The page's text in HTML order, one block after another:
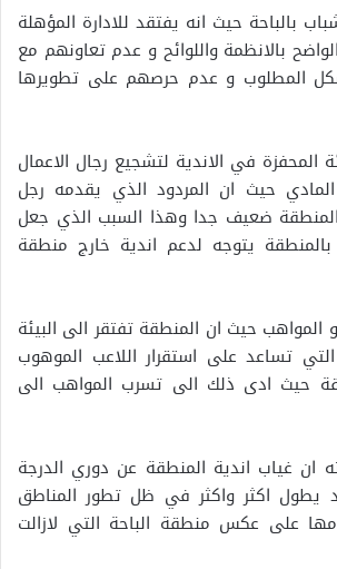
بالباحة حيث انه يفتقد للادارة المؤهلة
بالانظمة واللوائح و عدم تعاونهم مع
المطلوب و عدم حرصهم على تطويرها
المحفزة في الاندية لتشجيع رجال الاعمال
حيث ان المردود الذي يقدمه رجل
المنطقة ضعيف جدا وهذا السبب الذي جعل
يتوجه لدعم اندية خارج منطقة
و المواهب حيث ان المنطقة تفتقر الى البيئة
التي تساعد على استقرار اللاعب الموهوب
حيث ادى ذلك الى تسرب المواهب الى
ان غياب اندية المنطقة عن دوري الدرجة
يطول اكثر واكثر في ظل تطور المناطق
على عكس منطقة الباحة التي لازالت